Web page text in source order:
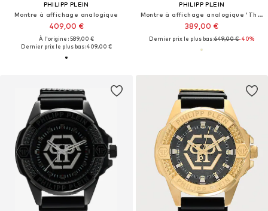
PHILIPP PLEIN
Montre à affichage analogique
409,00 €
À l'origine : 589,00 €
Dernier prix le plus bas :409,00 €
PHILIPP PLEIN
Montre à affichage analogique 'The $keleton'
389,00 €
Dernier prix le plus bas :649,00 €-40%